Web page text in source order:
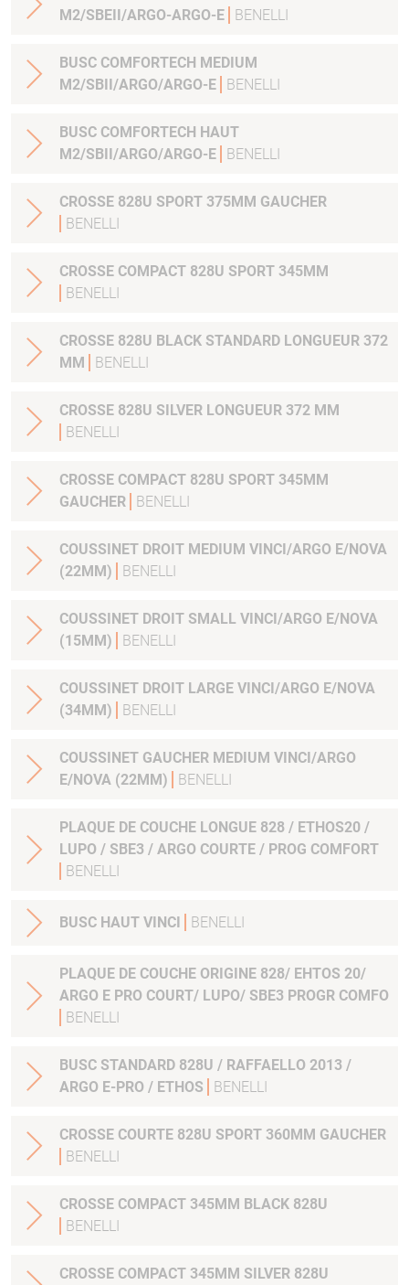
M2/SBEII/ARGO-ARGO-E
BENELLI
BUSC COMFORTECH MEDIUM
M2/SBII/ARGO/ARGO-E
BENELLI
BUSC COMFORTECH HAUT
M2/SBII/ARGO/ARGO-E
BENELLI
CROSSE 828U SPORT 375MM GAUCHER
BENELLI
CROSSE COMPACT 828U SPORT 345MM
BENELLI
CROSSE 828U BLACK STANDARD LONGUEUR 372
MM
BENELLI
CROSSE 828U SILVER LONGUEUR 372 MM
BENELLI
CROSSE COMPACT 828U SPORT 345MM
GAUCHER
BENELLI
COUSSINET DROIT MEDIUM VINCI/ARGO E/NOVA
(22MM)
BENELLI
COUSSINET DROIT SMALL VINCI/ARGO E/NOVA
(15MM)
BENELLI
COUSSINET DROIT LARGE VINCI/ARGO E/NOVA
(34MM)
BENELLI
COUSSINET GAUCHER MEDIUM VINCI/ARGO
E/NOVA (22MM)
BENELLI
PLAQUE DE COUCHE LONGUE 828 / ETHOS20 /
LUPO / SBE3 / ARGO COURTE / PROG COMFORT
BENELLI
BUSC HAUT VINCI BENELLI
PLAQUE DE COUCHE ORIGINE 828/ EHTOS 20/
ARGO E PRO COURT/ LUPO/ SBE3 PROGR COMFO
BENELLI
BUSC STANDARD 828U / RAFFAELLO 2013 /
ARGO E-PRO / ETHOS
BENELLI
CROSSE COURTE 828U SPORT 360MM GAUCHER
BENELLI
CROSSE COMPACT 345MM BLACK 828U
BENELLI
CROSSE COMPACT 345MM SILVER 828U